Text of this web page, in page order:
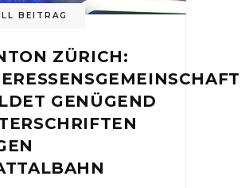
BEITRAG
ZÜRICH:
GENÜGEND